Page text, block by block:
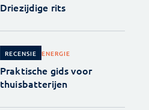
Driezijdige rits
RECENSIE ENERGIE
Praktische gids voor
thuisbatterijen